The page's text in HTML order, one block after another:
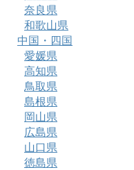
奈良県
和歌山県
中国・四国
愛媛県
高知県
鳥取県
島根県
岡山県
広島県
山口県
徳島県